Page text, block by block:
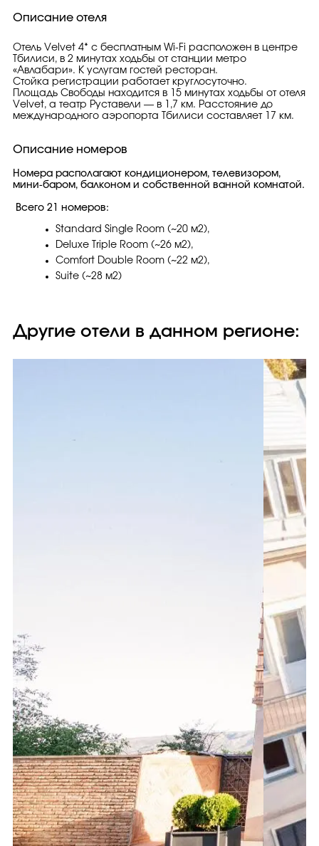
Описание отеля
Отель Velvet 4* с бесплатным Wi-Fi расположен в центре
Тбилиси, в 2 минутах ходьбы от станции метро
«Авлабари». К услугам гостей ресторан.
Стойка регистрации работает круглосуточно.
Площадь Свободы находится в 15 минутах ходьбы от отеля
Velvet, а театр Руставели — в 1,7 км. Расстояние до
международного аэропорта Тбилиси составляет 17 км.
Описание номеров
Номера располагают кондиционером, телевизором,
мини-баром, балконом и собственной ванной комнатой.
Всего 21 номеров:
Standard Single Room (~20 м2),
Deluxe Triple Room (~26 м2),
Comfort Double Room (~22 м2),
Suite (~28 м2)
Другие отели в данном регионе: